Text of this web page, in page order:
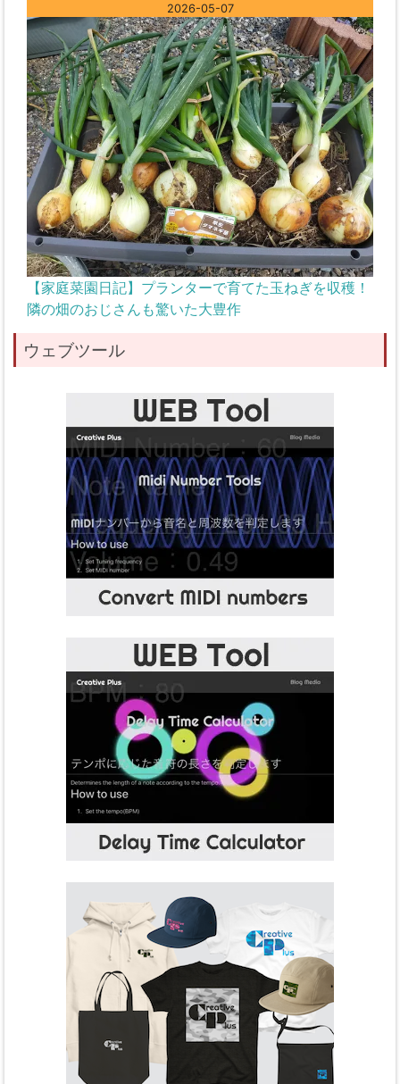
2026-05-07
【家庭菜園日記】プランターで育てた玉ねぎを収穫！
隣の畑のおじさんも驚いた大豊作
ウェブツール